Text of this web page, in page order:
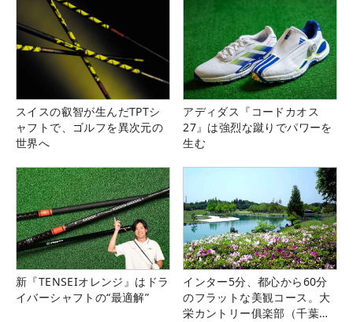
スイスの叡智が生んだTPTシ
ャフトで、ゴルフを異次元の
世界へ
アディダス『コードカオス
27』は強烈な蹴りでパワーを
生む
新『TENSEIオレンジ』はドラ
イバーシャフトの“最適解”
インター5分、都心から60分
のフラットな美観コース。大
栄カントリー俱楽部（千葉